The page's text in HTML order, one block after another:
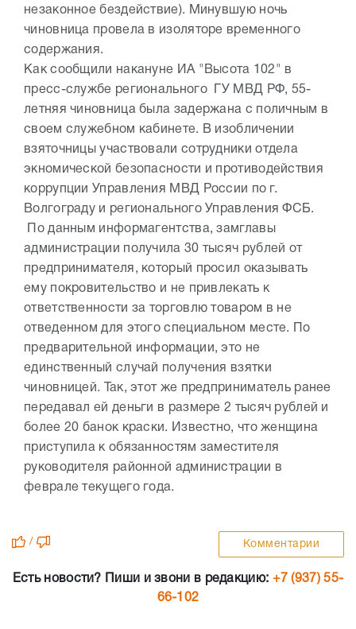
незаконное бездействие). Минувшую ночь
чиновница провела в изоляторе временного
содержания.
Как сообщили накануне ИА "Высота 102" в
пресс-службе регионального ГУ МВД РФ, 55-
летняя чиновница была задержана с поличным в
своем служебном кабинете. В изобличении
взяточницы участвовали сотрудники отдела
экномической безопасности и противодействия
коррупции Управления МВД России по г.
Волгограду и регионального Управления ФСБ.
По данным информагентства, замглавы
администрации получила 30 тысяч рублей от
предпринимателя, который просил оказывать
ему покровительство и не привлекать к
ответственности за торговлю товаром в не
отведенном для этого специальном месте. По
предварительной информации, это не
единственный случай получения взятки
чиновницей. Так, этот же предприниматель ранее
передавал ей деньги в размере 2 тысяч рублей и
более 20 банок краски. Известно, что женщина
приступила к обязанностям заместителя
руководителя районной администрации в
феврале текущего года.
/ Комментарии
Есть новости? Пиши и звони в редакцию: +7 (937) 55-
66-102